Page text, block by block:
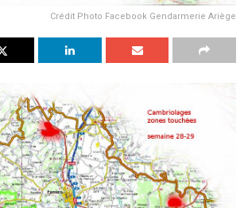
Crédit Photo Facebook Gendarmerie Ariège